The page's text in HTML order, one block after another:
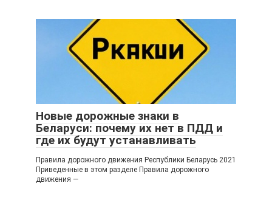
Новые дорожные знаки в
Беларуси: почему их нет в ПДД и
где их будут устанавливать
Правила дорожного движения Республики Беларусь 2021
Приведенные в этом разделе Правила дорожного
движения —